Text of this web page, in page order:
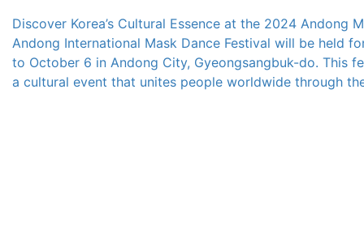
Discover Korea’s Cultural Essence at the 2024 Andong
Andong International Mask Dance Festival will be held
to October 6 in Andong City, Gyeongsangbuk-do. This
a cultural event that unites people worldwide through